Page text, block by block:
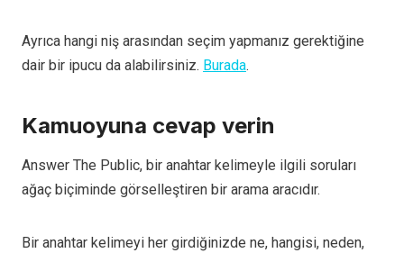
Ayrıca hangi niş arasından seçim yapmanız gerektiğine
dair bir ipucu da alabilirsiniz. Burada.
Kamuoyuna cevap verin
Answer The Public, bir anahtar kelimeyle ilgili soruları
ağaç biçiminde görselleştiren bir arama aracıdır.
Bir anahtar kelimeyi her girdiğinizde ne, hangisi, neden,